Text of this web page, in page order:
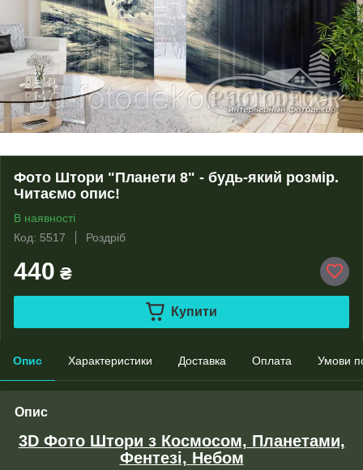
Фото Штори "Планети 8" - будь-який розмір.
Читаємо опис!
В наявності
Код: 5517
Роздріб
440 ₴
Купити
Опис Характеристики Доставка Оплата Умови
Опис
3D Фото Штори з Космосом, Планетами,
Фентезі, Небом